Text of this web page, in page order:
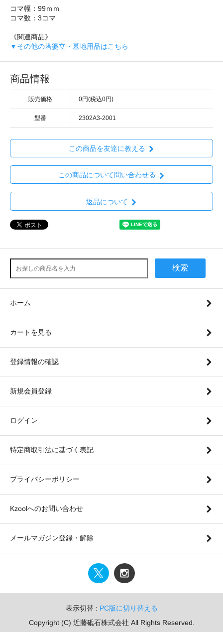
コマ幅：99ｍｍ
コマ数：3コマ
《関連商品》
▼その他の塔婆立・墓地用品はこちら
商品情報
販売価格 0円(税込0円)
型番 2302A3-2001
この商品を友達に教える
この商品について問い合わせる
返品について
検索
ホーム
カートを見る
登録情報の確認
新規会員登録
ログイン
特定商取引法に基づく表記
プライバシーポリシー
Kzoolへのお問い合わせ
メールマガジン登録・解除
表示切替 : PC版に切り替える
Copyright (C) 近藤砥石株式会社 All Rights Reserved.